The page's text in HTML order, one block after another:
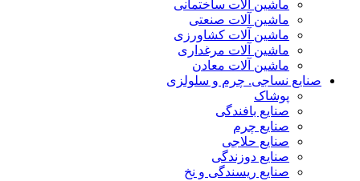
ماشین آلات ساختمانی
ماشین آلات صنعتی
ماشین آلات کشاورزی
ماشین آلات مرغداری
ماشین آلات معادن
صنایع نساجی. چرم و سلولزی
پوشاک
صنایع بافندگی
صنایع چرم
صنایع حلاجی
صنایع دوزندگی
صنایع ریسندگی و نخ